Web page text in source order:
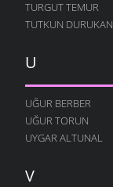
TURGUT TEMUR
TUTKUN DURUKAN
U
UĞUR BERBER
UĞUR TORUN
UYGAR ALTUNAL
V